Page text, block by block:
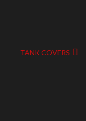
TANK COVERS